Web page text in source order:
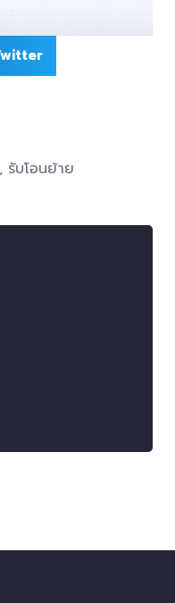
, รับโอนย้าย